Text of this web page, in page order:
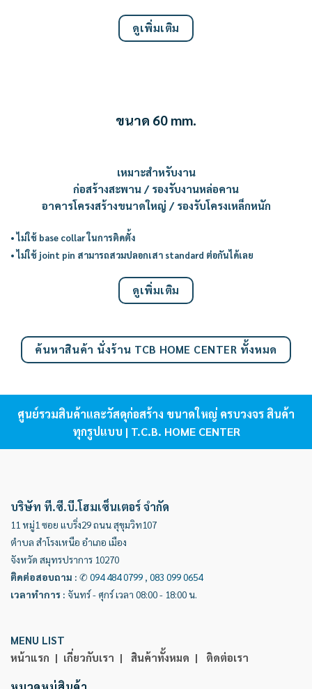
ดูเพิ่มเติม
ขนาด 60 mm.
เหมาะสำหรับงาน
ก่อสร้างสะพาน / รองรับงานหล่อคาน
อาคารโครงสร้างขนาดใหญ่ / รองรับโครงเหล็กหนัก
• ไม่ใช้ base collar ในการติดตั้ง
• ไม่ใช้ joint pin สามารถสวมปลอกเสา standard ต่อกันได้เลย
ดูเพิ่มเติม
ค้นหาสินค้า นั่งร้าน TCB HOME CENTER ทั้งหมด
ศูนย์รวมสินค้าและวัสดุก่อสร้าง ขนาดใหญ่ ครบวงจร สินค้า
ทุกรูปแบบ | T.C.B. HOME CENTER
บริษัท ที.ซี.บี.โฮมเซ็นเตอร์ จำกัด
11 หมู่1 ซอย แบริ่ง29 ถนน สุขุมวิท107
ตำบล สำโรงเหนือ อำเภอ เมือง
จังหวัด สมุทรปราการ 10270
ติดต่อสอบถาม : ✆ 094 484 0799 , 083 099 0654
เวลาทำการ : จันทร์ - ศุกร์ เวลา 08:00 - 18:00 น.
MENU LIST
หน้าแรก | เกี่ยวกับเรา | สินค้าทั้งหมด | ติดต่อเรา